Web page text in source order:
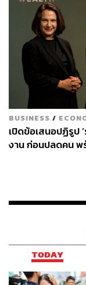
รายได้จากการข
ลดลง 32.5% เมื่อ
ลงของปริมาณกา
จัดส่งพัสดุลดลง
BUSINESS /
เปิดข้อเสนอปฏิรูป
งาน ก่อนปลดคน พ
TODAY